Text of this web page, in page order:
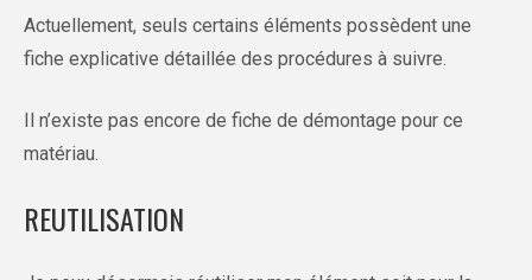
Actuellement, seuls certains éléments possèdent une
fiche explicative détaillée des procédures à suivre.
Il n’existe pas encore de fiche de démontage pour ce
matériau.
REUTILISATION